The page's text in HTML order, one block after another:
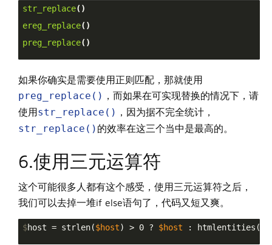
str_replace()
ereg_replace()
preg_replace()
如果你确实是需要使用正则匹配，那就使用
preg_replace() ，而如果在可实现替换的情况下，请
使用str_replace() ，因为据不完全统计，
str_replace() 的效率在这三个当中是最高的。
6.使用三元运算符
这个可能很多人都有这个感受，使用三元运算符之后，
我们可以去掉一堆if else语句了，代码又短又爽。
$host = strlen($host) > 0 ? $host : htmlentities(